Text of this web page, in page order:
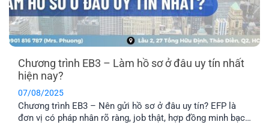
Chương trình EB3 – Làm hồ sơ ở đâu uy tín nhất
hiện nay?
07/08/2025
Chương trình EB3 – Nên gửi hồ sơ ở đâu uy tín? EFP là
đơn vị có pháp nhân rõ ràng, job thật, hợp đồng minh bạch